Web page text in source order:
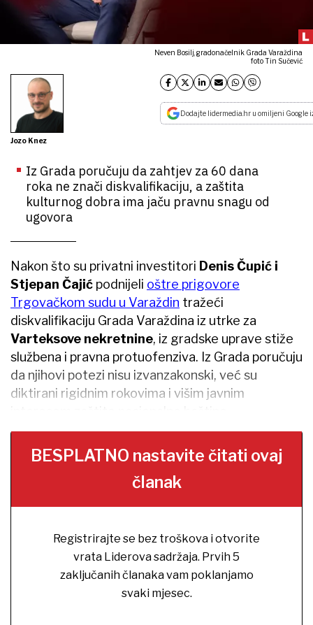
Neven Bosilj, gradonačelnik Grada Varaždina
foto Tin Sučević
Jozo Knez
Dodajte lidermedia.hr u omiljeni Google
Iz Grada poručuju da zahtjev za 60 dana
roka ne znači diskvalifikaciju, a zaštita
kulturnog dobra ima jaču pravnu snagu od
ugovora
Nakon što su privatni investitori Denis Čupić i
Stjepan Čajić podnijeli oštre prigovore
Trgovačkom sudu u Varaždin tražeći
diskvalifikaciju Grada Varaždina iz utrke za
Varteksove nekretnine, iz gradske uprave stiže
službena i pravna protuofenziva. Iz Grada poručuju
da njihovi potezi nisu izvanzakonski, već su
diktirani rigidnim rokovima i višim javnim
BESPLATNO nastavite čitati ovaj
članak
Registrirajte se bez troškova i otvorite
vrata Liderova sadržaja. Prvih 5
zaključanih članaka vam poklanjamo
svaki mjesec.